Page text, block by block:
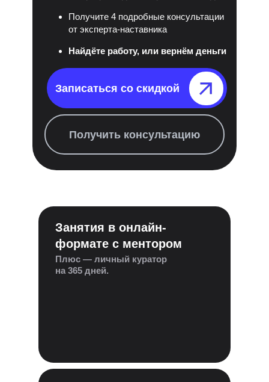
Записаться со скидкой⠀⠀⠀⠀⠀
Получите 4 подробные консультации
от эксперта-наставника
Найдёте работу, или вернём деньги
Получить консультацию
Занятия в онлайн-
формате с ментором
Плюс — личный куратор
на 365 дней.